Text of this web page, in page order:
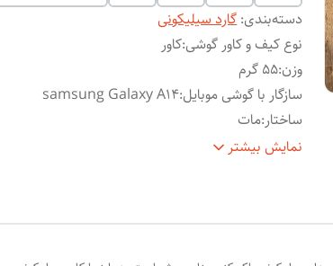
دسته‌بندی:گارد سیلیکونی
نوع کیف و کاور گوشی:کاور
وزن:55 گرم
سازگار با گوشی موبایل:
samsung Galaxy A14
ساختار:مات
سطح
حفاظت از دکمه‌ها , لبه راست , لبه چپ , لبهنمایش بیشتر